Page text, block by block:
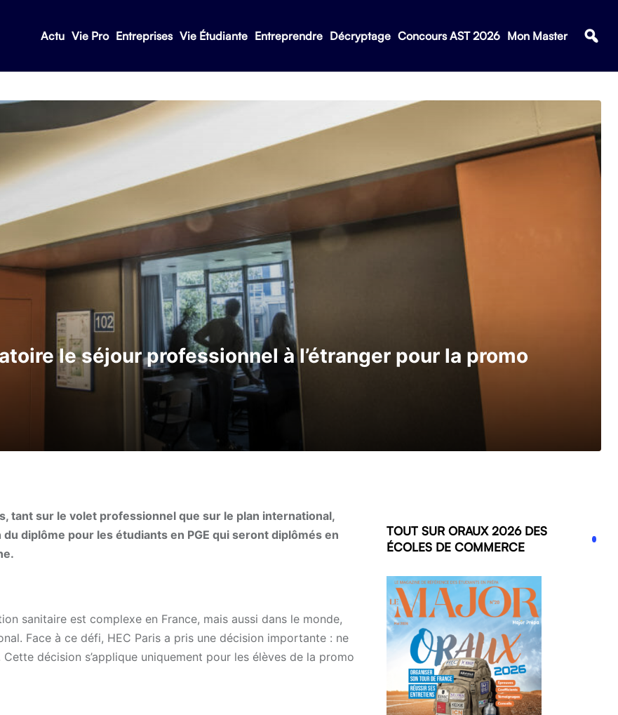
Actu Vie Pro Entreprises Vie Étudiante Entreprendre Décryptage Concours AST 2026 Mon Master
le séjour professionnel à l’étranger pour la promo
tant sur le volet professionnel que sur le plan international,
diplôme pour les étudiants en PGE qui seront diplômés en
sanitaire est complexe en France, mais aussi dans le monde,
Face à ce défi, HEC Paris a pris une décision importante : ne
décision s’applique uniquement pour les élèves de la promo
TOUT SUR ORAUX 2026 DES
ÉCOLES DE COMMERCE